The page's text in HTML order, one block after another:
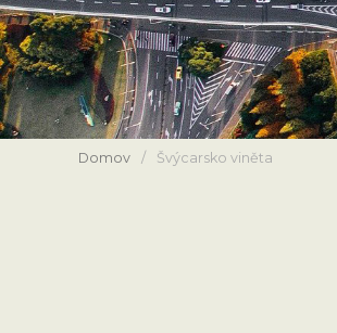
Domov / Švýcarsko viněta